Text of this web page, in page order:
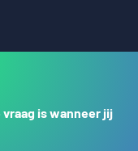
is wanneer jij